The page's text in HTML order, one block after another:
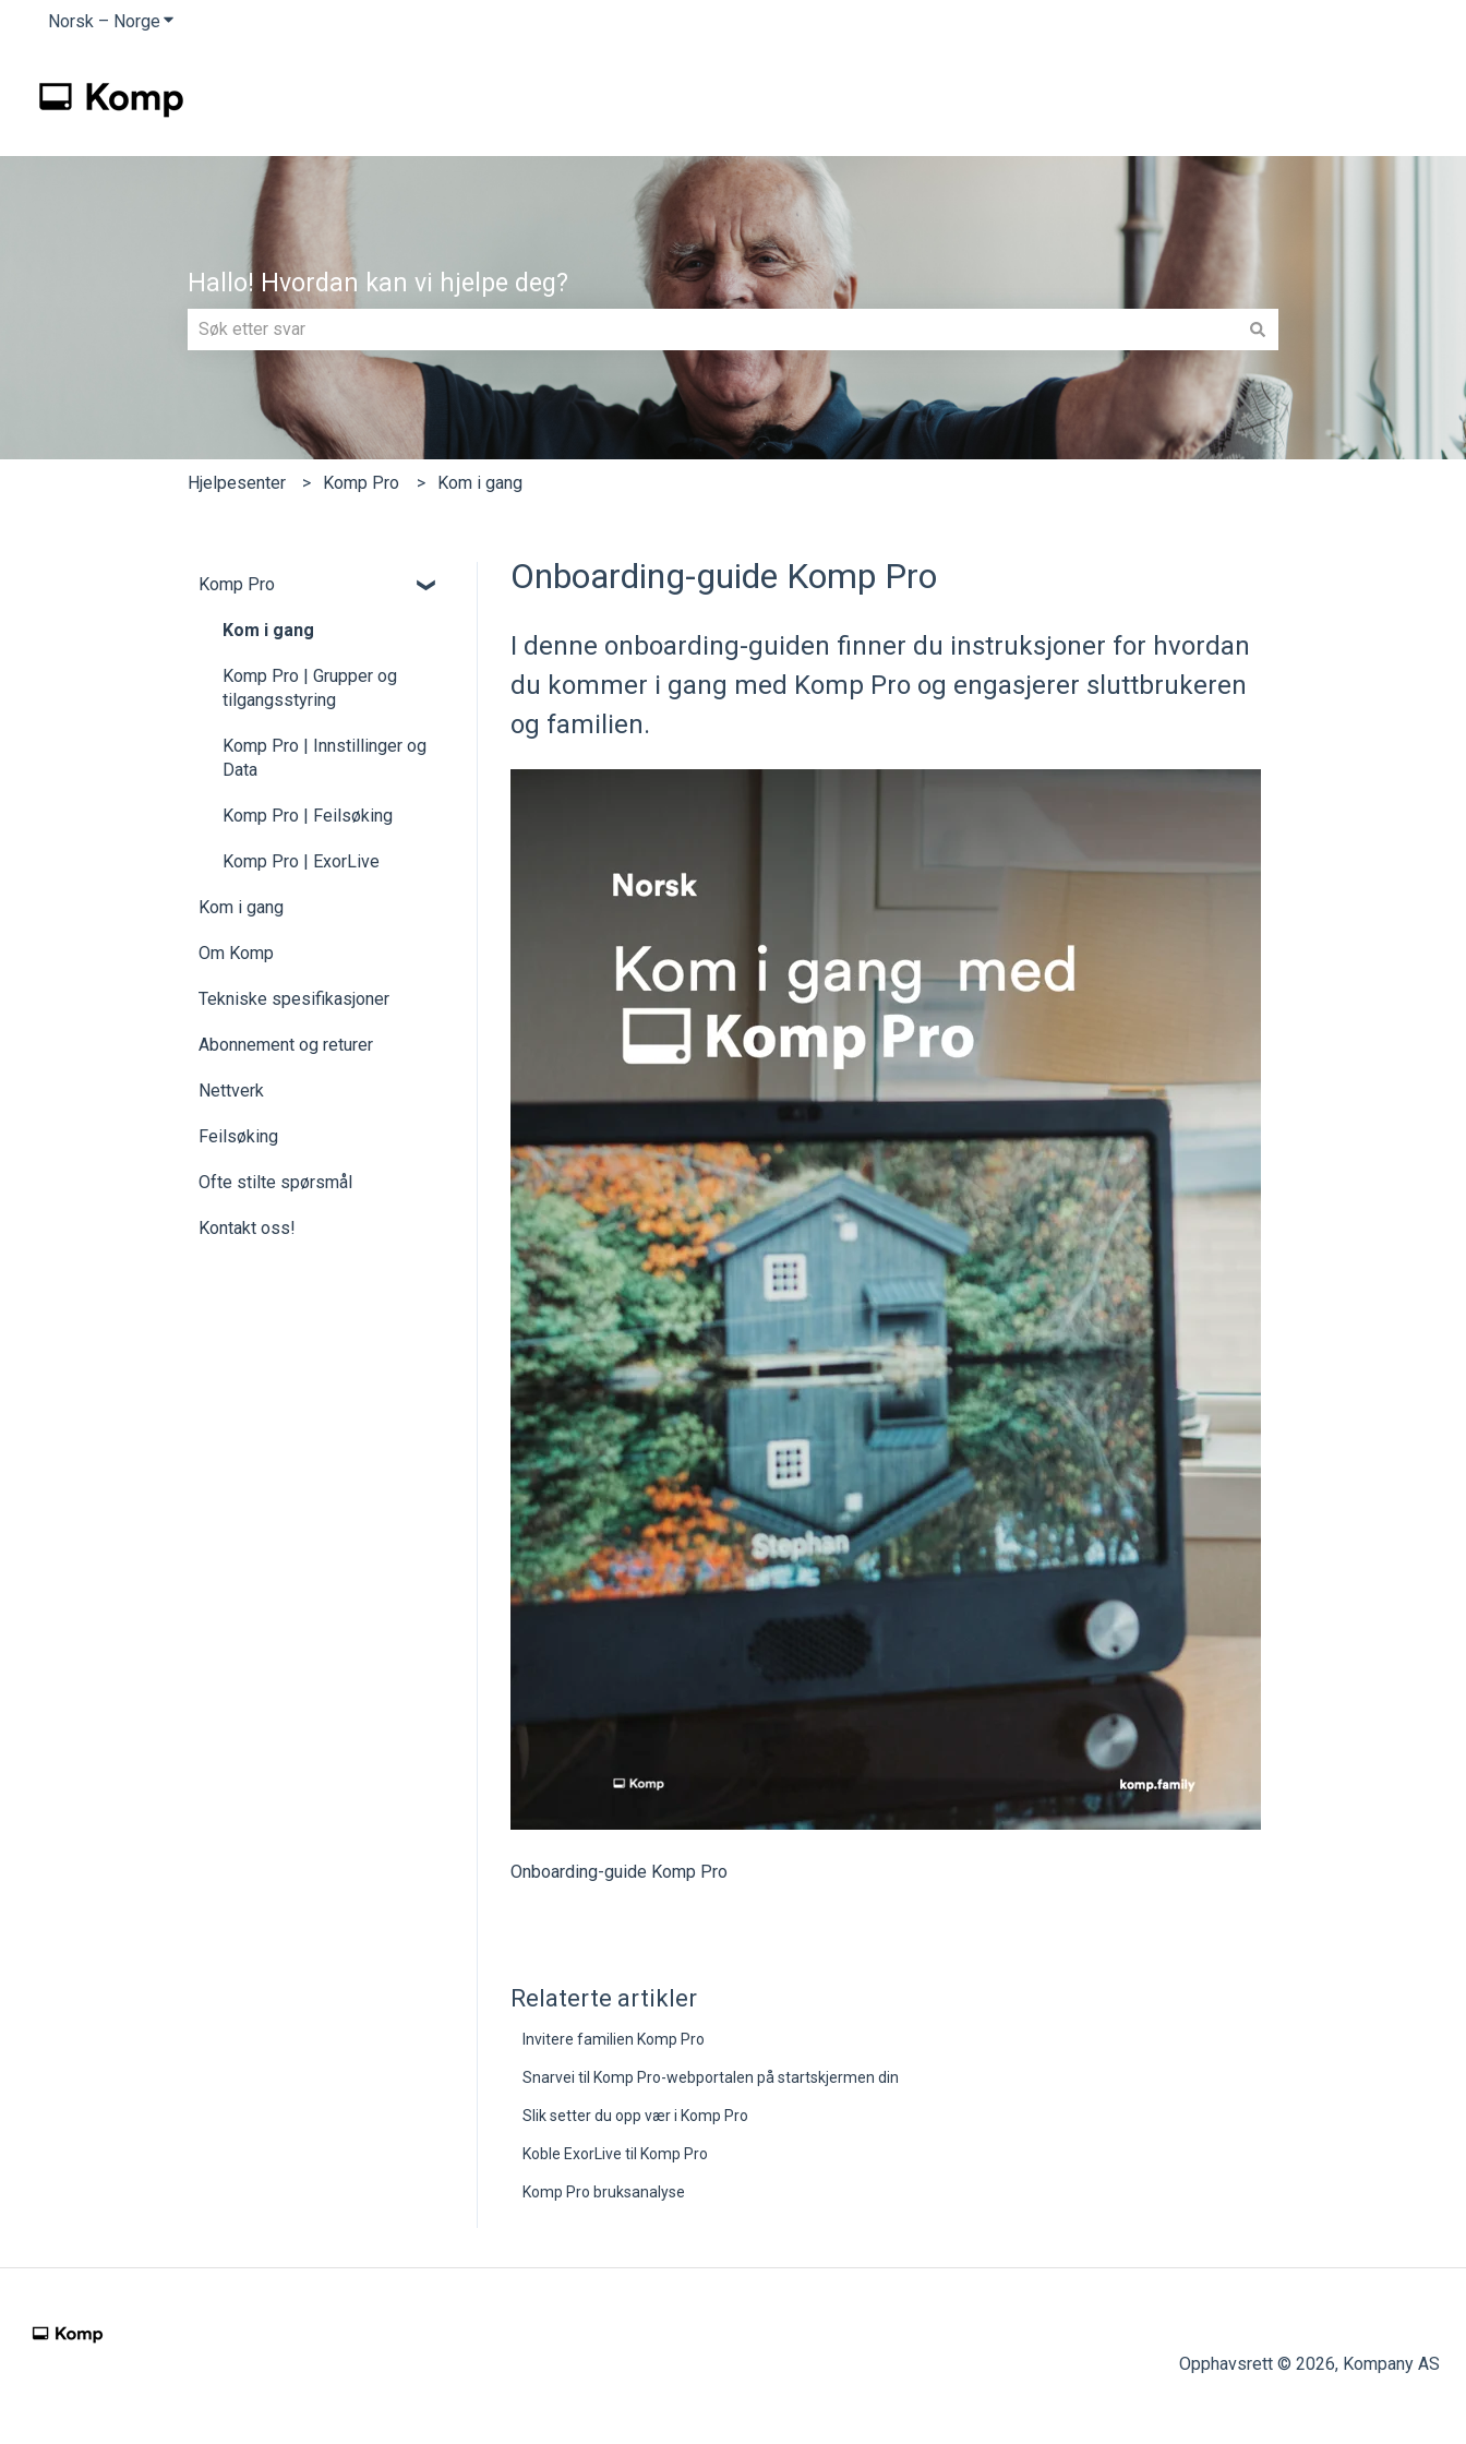
Norsk – Norge Vis undermeny for oversettelser
Hallo! Hvordan kan vi hjelpe deg?
Det finnes ingen forslag fordi søkefeltet er tomt.
Hjelpesenter Komp Pro Kom i gang
Onboarding-guide Komp Pro
I denne onboarding-guiden finner du instruksjoner for hvordan
du kommer i gang med Komp Pro og engasjerer sluttbrukeren
og familien.
Onboarding-guide Komp Pro
Relaterte artikler
Invitere familien Komp Pro
Snarvei til Komp Pro-webportalen på startskjermen din
Slik setter du opp vær i Komp Pro
Koble ExorLive til Komp Pro
Komp Pro bruksanalyse
Komp Pro
Kom i gang
Komp Pro | Grupper og
tilgangsstyring
Komp Pro | Innstillinger og
Data
Komp Pro | Feilsøking
Komp Pro | ExorLive
Kom i gang
Om Komp
Tekniske spesifikasjoner
Abonnement og returer
Nettverk
Feilsøking
Ofte stilte spørsmål
Kontakt oss!
Opphavsrett © 2026, Kompany AS